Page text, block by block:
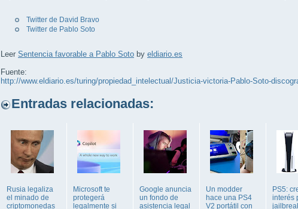
Twitter de David Bravo
Twitter de Pablo Soto
Leer Sentencia favorable a Pablo Soto by eldiario.es
Fuente:
http://www.eldiario.es/turing/propiedad_intelectual/Justicia-victoria-Pablo-Soto-
Entradas relacionadas:
Rusia legaliza
el minado de
criptomonedas
Microsoft te
protegerá
legalmente si
Google anuncia
un fondo de
asistencia legal
Un modder
hace una PS4
V2 portátil con
PS5:
interés